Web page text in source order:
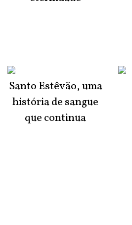
Santo Estêvão, uma
história de sangue
que continua